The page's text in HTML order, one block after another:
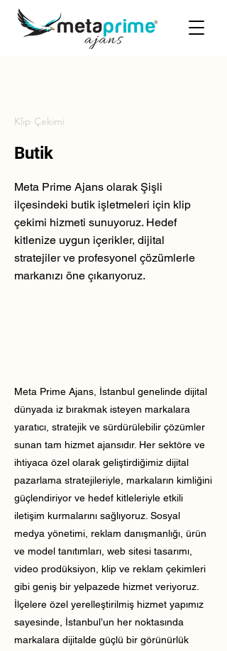
Klip Çekimi
Butik
Meta Prime Ajans olarak Şişli
ilçesindeki butik işletmeleri için klip
çekimi hizmeti sunuyoruz. Hedef
kitlenize uygun içerikler, dijital
stratejiler ve profesyonel çözümlerle
markanızı öne çıkarıyoruz.
Meta Prime Ajans, İstanbul genelinde dijital
dünyada iz bırakmak isteyen markalara
yaratıcı, stratejik ve sürdürülebilir çözümler
sunan tam hizmet ajansıdır. Her sektöre ve
ihtiyaca özel olarak geliştirdiğimiz dijital
pazarlama stratejileriyle, markaların kimliğini
güçlendiriyor ve hedef kitleleriyle etkili
iletişim kurmalarını sağlıyoruz. Sosyal
medya yönetimi, reklam danışmanlığı, ürün
ve model tanıtımları, web sitesi tasarımı,
video prodüksiyon, klip ve reklam çekimleri
gibi geniş bir yelpazede hizmet veriyoruz.
İlçelere özel yerelleştirilmiş hizmet yapımız
sayesinde, İstanbul’un her noktasında
markalara dijitalde güçlü bir görünürlük